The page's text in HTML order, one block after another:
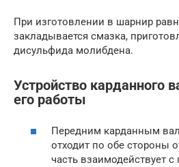
При изготовлении в шарнир
закладывается смазка,
дисульфида молибдена.
Устройство карданного
его работы
Передним карданным
отходит по обе стороны
часть взаимодействует